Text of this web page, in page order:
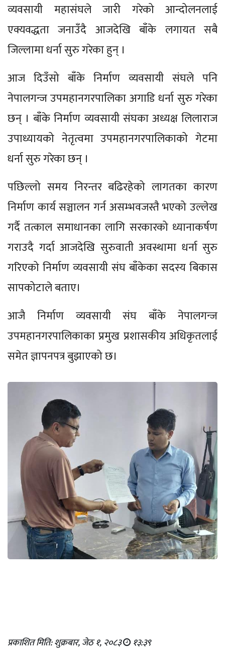
व्यवसायी महासंघले जारी गरेको आन्दोलनलाई
एक्यवद्धता जनाउँदै आजदेखि बाँके लगायत सबै
जिल्लामा धर्ना सुरु गरेका हुन् ।
आज दिउँसो बाँके निर्माण व्यवसायी संघले पनि
नेपालगन्ज उपमहानगरपालिका अगाडि धर्ना सुरु गरेका
छन् । बाँके निर्माण व्यवसायी संघका अध्यक्ष लिलाराज
उपाध्यायको नेतृत्वमा उपमहानगरपालिकाको गेटमा
धर्ना सुरु गरेका छन् ।
पछिल्लो समय निरन्तर बढिरहेको लागतका कारण
निर्माण कार्य सञ्चालन गर्न असम्भवजस्तै भएको उल्लेख
गर्दै तत्काल समाधानका लागि सरकारको ध्यानाकर्षण
गराउदै गर्दा आजदेखि सुरुवाती अवस्थामा धर्ना सुरु
गरिएको निर्माण व्यवसायी संघ बाँकेका सदस्य बिकास
सापकोटाले बताए।
आजै निर्माण व्यवसायी संघ बाँके नेपालगन्ज
उपमहानगरपालिकाका प्रमुख प्रशासकीय अधिकृतलाई
समेत ज्ञापनपत्र बुझाएको छ।
प्रकाशित मिति: शुक्रबार, जेठ १, २०८३ १३:३९